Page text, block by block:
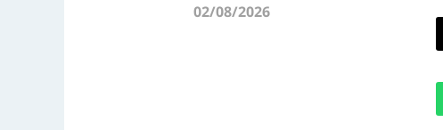
02/08/2026